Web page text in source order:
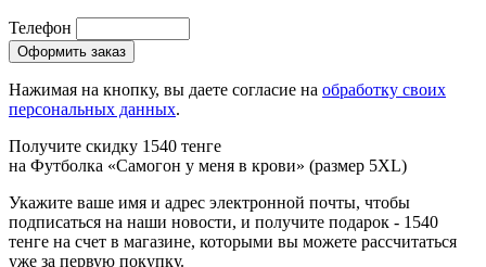
Телефон
Нажимая на кнопку, вы даете согласие на обработку своих
персональных данных.
Получите скидку 1540 тенге
на Футболка «Самогон у меня в крови» (размер 5XL)
Укажите ваше имя и адрес электронной почты, чтобы
подписаться на наши новости, и получите подарок - 1540
тенге на счет в магазине, которыми вы можете рассчитаться
уже за первую покупку.